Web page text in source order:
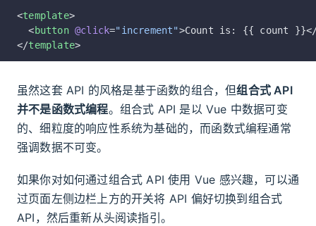
<template>
  <
button @click="increment">Count is: {{ count
</template>
虽然这套 API 的风格是基于函数的组合，但组合式 API
并不是函数式编程。组合式 API 是以 Vue 中数据可变
的、细粒度的响应性系统为基础的，而函数式编程通常
强调数据不可变。
如果你对如何通过组合式 API 使用 Vue 感兴趣，可以通
过页面左侧边栏上方的开关将 API 偏好切换到组合式
API，然后重新从头阅读指引。